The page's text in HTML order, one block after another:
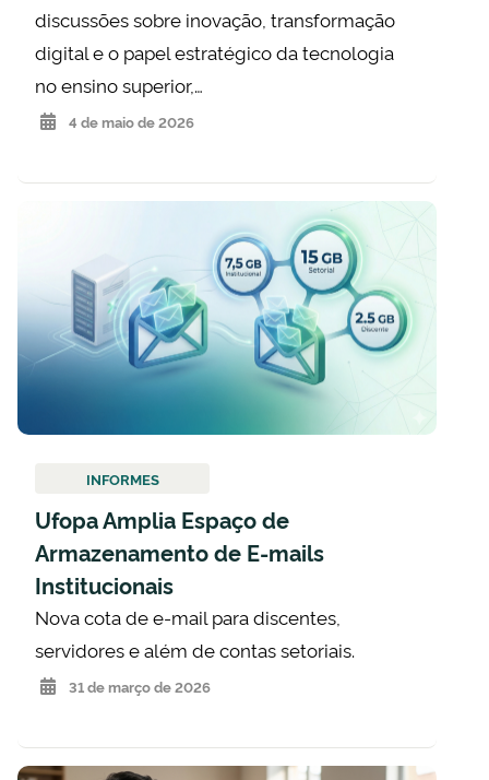
discussões sobre inovação, transformação
digital e o papel estratégico da tecnologia
no ensino superior,…
4 de maio de 2026
INFORMES
Ufopa Amplia Espaço de
Armazenamento de E-mails
Institucionais
Nova cota de e-mail para discentes,
servidores e além de contas setoriais.
31 de março de 2026